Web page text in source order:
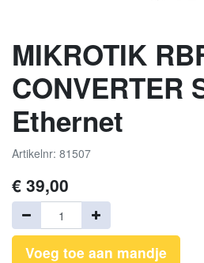
MIKROTIK
CONVERTER
Ethernet
Artikelnr: 81507
€ 39,00
Voeg toe aan mandje